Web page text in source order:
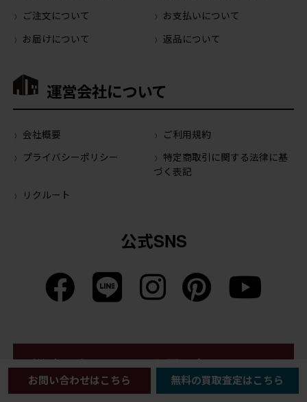
ご注文について
お支払いについて
お届けについて
返品について
運営会社について
会社概要
ご利用規約
プライバシーポリシー
特定商取引に関する法律に基
づく表記
リクルート
公式SNS
ご注文・商品に関するお問い合わせはこちら
お問い合わせはこちら 無料の買取査定はこちら